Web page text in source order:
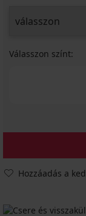
Válasszon színt:
Hozzáadás a